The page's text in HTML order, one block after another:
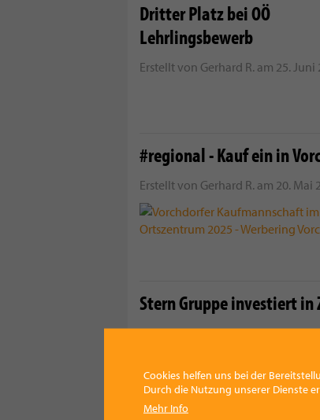
Dritter Platz bei OÖ
Lehrlingsbewerb
Erstellt von Gerhard R. am 25. Juni
#regional - Kauf ein in
Erstellt von Gerhard R. am 20. Mai
Stern Gruppe investiert
Erstellt vonGerhard R.am13. Mai
Cookies helfen uns bei der
Durch die Nutzung unserer Dienste
Mehr Info